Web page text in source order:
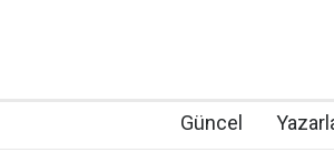
Güncel